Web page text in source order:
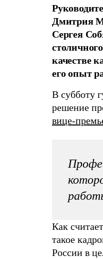
Дмитрия
Сергея
качестве
его опыт
В субботу
решение
вице-
Как
такое
России в